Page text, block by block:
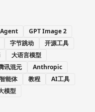
GPT Image 2
字节跳动
开源工具
大语言模型
讯混元
Anthropic
能体 教程
AI工具
模型